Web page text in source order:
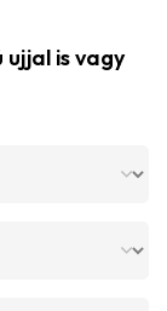
ujjal is vagy